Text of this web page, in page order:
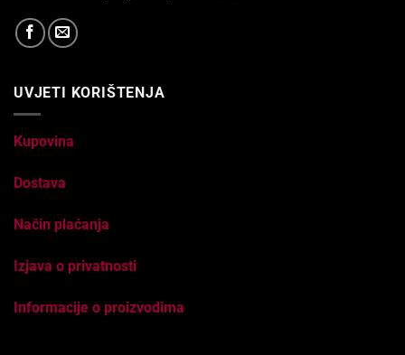
UVJETI KORIŠTENJA
Kupovina
Dostava
Način plaćanja
Izjava o privatnosti
Informacije o proizvodima